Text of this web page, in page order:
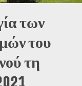
των
του
τη